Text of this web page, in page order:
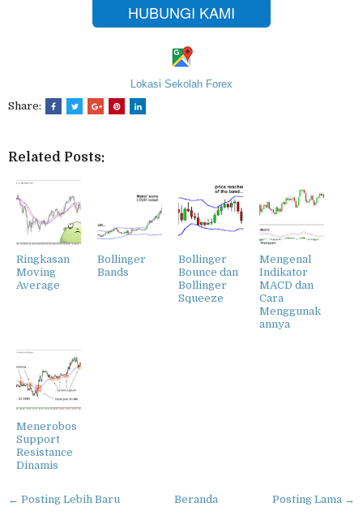
HUBUNGI KAMI
Lokasi Sekolah Forex
Share:
Related Posts:
Ringkasan
Moving
Average
Bollinger
Bands
Bollinger
Bounce dan
Bollinger
Squeeze
Mengenal
Indikator
MACD dan
Cara
Menggunak
annya
Menerobos
Support
Resistance
Dinamis
← Posting Lebih Baru Posting Lama →
Beranda